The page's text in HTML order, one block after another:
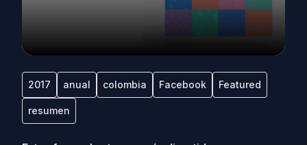
2017 anual colombia Facebook Featured
resumen